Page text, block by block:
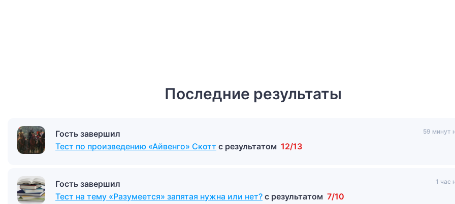
Последние результаты
Гость завершил
Тест по произведению «Айвенго» Скотт с результатом 12/13
59 минут
Гость завершил
Тест на тему «Разумеется» запятая нужна или нет? с результатом 7/10
1 час